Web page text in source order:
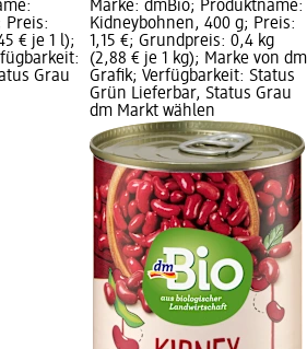
Preis:
€ je 1 l);
Grau
Marke: dmBio; Produktname:
Kidneybohnen, 400 g; Preis:
1,15 €; Grundpreis: 0,4 kg
(2,88 € je 1 kg); Marke von dm
Grafik; Verfügbarkeit: Status
Grün Lieferbar, Status Grau
dm Markt wählen